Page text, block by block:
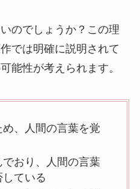
のでしょうか？この理
では明確に説明されて
能性が考えられます。
、人間の言葉を覚
おり、人間の言葉
ている